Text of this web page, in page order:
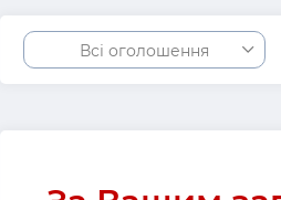
Всі оголошення